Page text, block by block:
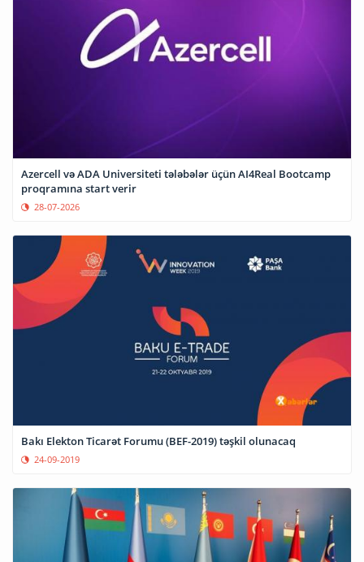
Azercell və ADA Universiteti tələbələr üçün AI4Real Bootcamp
proqramına start verir
28-07-2026
Bakı Elekton Ticarət Forumu (BEF-2019) təşkil olunacaq
24-09-2019